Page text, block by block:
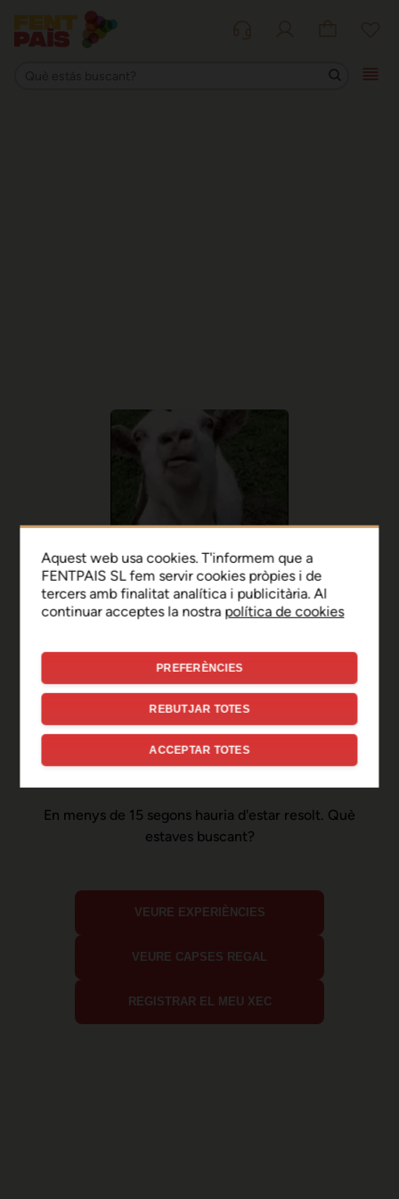
Ep, disculpa!
Sembla que hi ha hagut un
error de connexió temporal
En menys de 15 segons hauria d'estar resolt. Què
estaves buscant?
VEURE EXPERIÈNCIES
VEURE CAPSES REGAL
REGISTRAR EL MEU XEC
Aquest web usa cookies. T'informem que a
FENTPAIS SL fem servir cookies pròpies i de
tercers amb finalitat analítica i publicitària. Al
continuar acceptes la nostra política de cookies
PREFERÈNCIES
REBUTJAR TOTES
ACCEPTAR TOTES